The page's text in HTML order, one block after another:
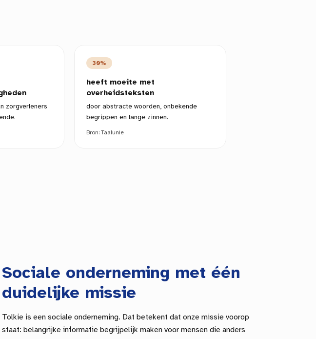
zorgverleners
30%
heeft moeite met
overheidsteksten
door abstracte woorden, onbekende
begrippen en lange zinnen.
Bron: Taalunie
Sociale onderneming met één
duidelijke missie
Tolkie is een sociale onderneming. Dat betekent dat onze missie voorop
staat: belangrijke informatie begrijpelijk maken voor mensen die anders